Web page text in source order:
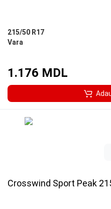
215/50 R17
Vara
1.176 MDL
Crosswind Sport Peak